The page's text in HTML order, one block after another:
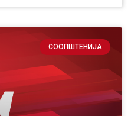
СООПШТЕНИЈА